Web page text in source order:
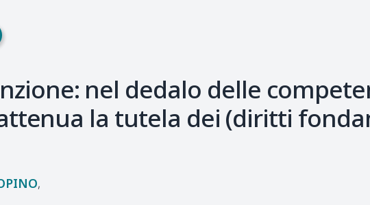
nel dedalo delle
la tutela dei (diritti